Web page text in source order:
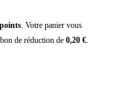
points. Votre panier vous
de réduction de 0,20 €.